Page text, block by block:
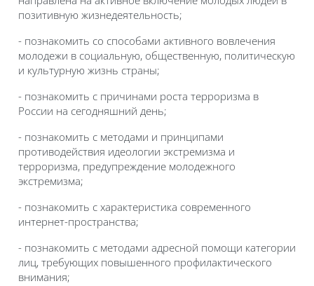
позитивную жизнедеятельность;
- познакомить со способами активного вовлечения
молодежи в социальную, общественную, политическую
и культурную жизнь страны;
- познакомить с причинами роста терроризма в
России на сегодняшний день;
- познакомить с методами и принципами
противодействия идеологии экстремизма и
терроризма, предупреждение молодежного
экстремизма;
- познакомить с характеристика современного
интернет-пространства;
- познакомить с методами адресной помощи категории
лиц, требующих повышенного профилактического
внимания;